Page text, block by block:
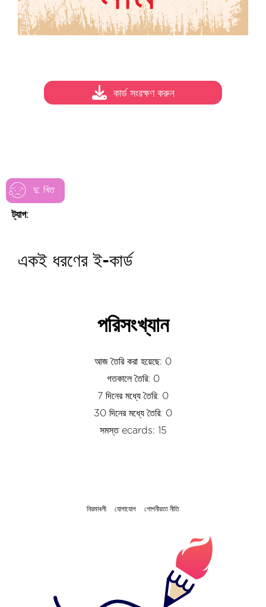
দু: খিত
ট্যাগ:
কার্ড সংরক্ষণ করুন
একই ধরণের ই-কার্ড
পরিসংখ্যান
আজ তৈরি করা হয়েছে: 0
গতকালে তৈরি: 0
7 দিনের মধ্যে তৈরি: 0
30 দিনের মধ্যে তৈরি: 0
সমস্ত ecards: 15
নিয়মাবলী যোগাযোগ গোপনীয়তা নীতি